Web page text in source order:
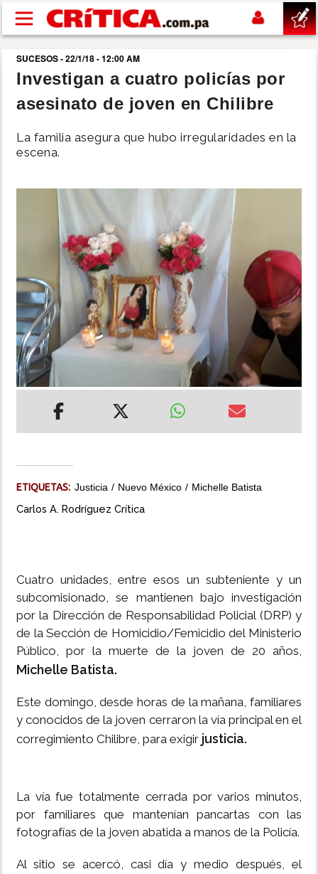
Pasar al contenido principal
buscar
SUCESOS
NACIONAL
MUNDO
INSÓLITAS
MULTIMEDIA
SUCESOS - 22/1/18 - 12:00 AM
Investigan a cuatro policías por
asesinato de joven en Chilibre
La familia asegura que hubo irregularidades en la
escena.
ETIQUETAS: Justicia Nuevo México Michelle Batista
Carlos A. Rodríguez Crítica
Cuatro unidades, entre esos un subteniente y un
subcomisionado, se mantienen bajo investigación
por la Dirección de Responsabilidad Policial (DRP) y
de la Sección de Homicidio/Femicidio del Ministerio
Público, por la muerte de la joven de 20 años,
Michelle Batista.
Este domingo, desde horas de la mañana, familiares
y conocidos de la joven cerraron la vía principal en el
corregimiento Chilibre, para exigir justicia.
La vía fue totalmente cerrada por varios minutos,
por familiares que mantenían pancartas con las
fotografías de la joven abatida a manos de la Policía.
Al sitio se acercó, casi día y medio después, el